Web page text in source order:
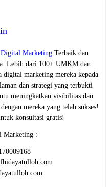
Digital Marketing Terbaik dan
Lebih dari 100+ UMKM dan
digital marketing mereka kepada
dan strategi yang terbukti
meningkatkan visibilitas dan
mereka yang telah sukses!
konsultasi gratis!
Marketing :